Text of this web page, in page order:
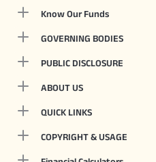
Know Our Funds
GOVERNING BODIES
PUBLIC DISCLOSURE
ABOUT US
QUICK LINKS
COPYRIGHT & USAGE